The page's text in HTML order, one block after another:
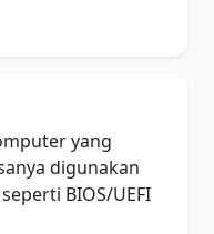
yang
digunakan
BIOS/UEFI